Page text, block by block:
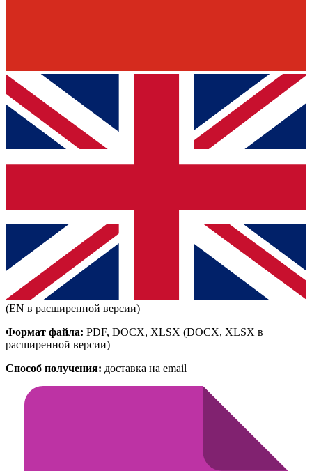
(EN в расширенной версии)
Формат файла: PDF, DOCX, XLSX (DOCX, XLSX в
расширенной версии)
Способ получения: доставка на email